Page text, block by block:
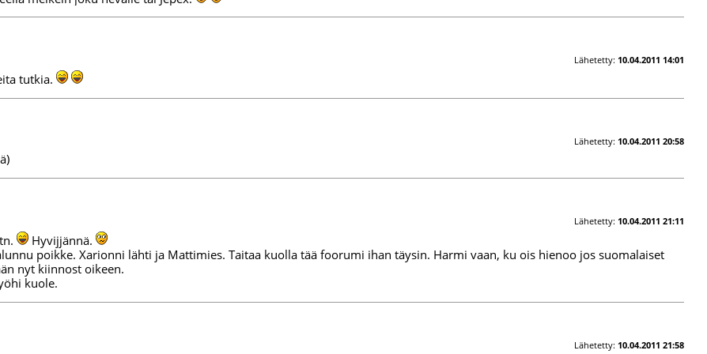
Lähetetty: 10.04.2011 14:01
tutkia.
Lähetetty: 10.04.2011 20:58
Lähetetty: 10.04.2011 21:11
Hyvijjännä.
poikke. Xarionni lähti ja Mattimies. Taitaa kuolla tää foorumi ihan täysin. Harmi vaan, ku ois hienoo jos suomalaiset
nyt kiinnost oikeen.
kuole.
Lähetetty: 10.04.2011 21:58